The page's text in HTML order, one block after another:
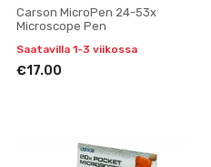
Carson MicroPen 24-53x
Microscope Pen
Saatavilla 1-3 viikossa
€17.00